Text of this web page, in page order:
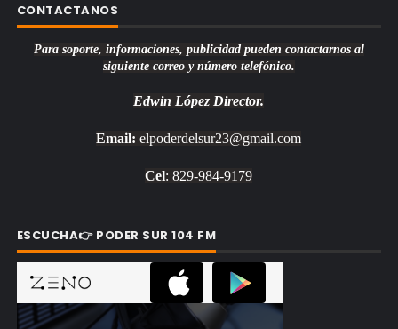
CONTACTANOS
Para soporte, informaciones, publicidad pueden contactarnos al
siguiente correo y número telefónico.
Edwin López Director.
Email: elpoderdelsur23@gmail.com
Cel: 829-984-9179
ESCUCHA👉 PODER SUR 104 FM